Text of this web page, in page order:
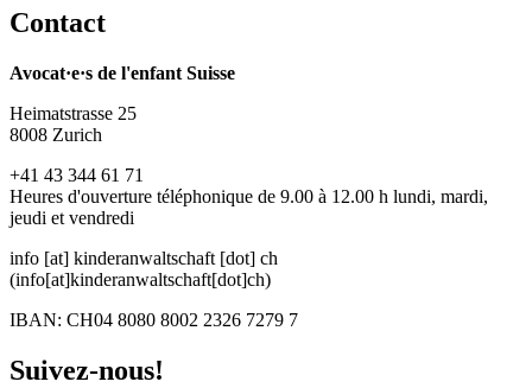
Contact
Avocat·e·s de l'enfant Suisse
Heimatstrasse 25
8008 Zurich
+41 43 344 61 71
Heures d'ouverture téléphonique de 9.00 à 12.00 h lundi, mardi,
jeudi et vendredi
info [at] kinderanwaltschaft [dot] ch
(info[at]kinderanwaltschaft[dot]ch)
IBAN: CH04 8080 8002 2326 7279 7
Suivez-nous!